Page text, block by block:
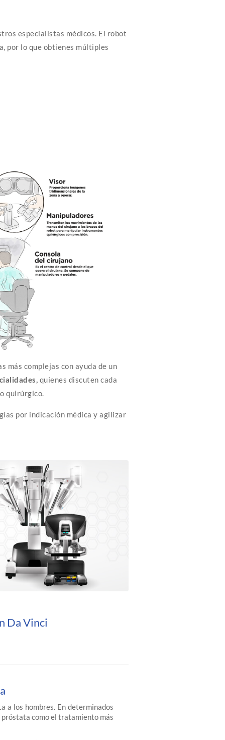
especialistas médicos. El robot
por lo que obtienes múltiples
más complejas con ayuda de un
quienes discuten cada
quirúrgico.
por indicación médica y agilizar
Da Vinci
a los hombres. En determinados
como el tratamiento más